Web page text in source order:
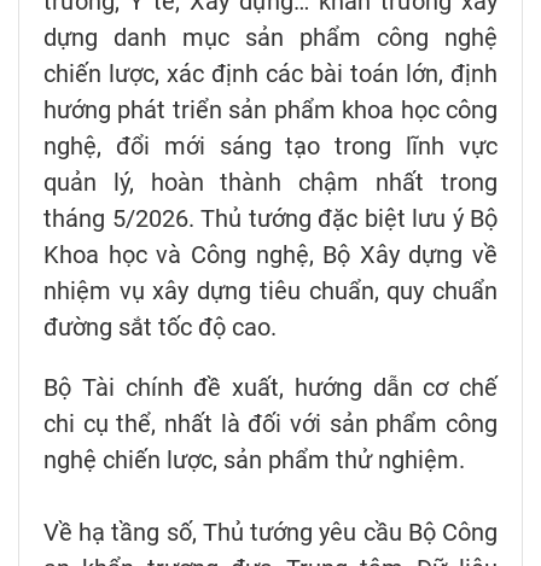
dựng danh mục sản phẩm công nghệ
chiến lược, xác định các bài toán lớn, định
hướng phát triển sản phẩm khoa học công
nghệ, đổi mới sáng tạo trong lĩnh vực
quản lý, hoàn thành chậm nhất trong
tháng 5/2026. Thủ tướng đặc biệt lưu ý Bộ
Khoa học và Công nghệ, Bộ Xây dựng về
nhiệm vụ xây dựng tiêu chuẩn, quy chuẩn
đường sắt tốc độ cao.
Bộ Tài chính đề xuất, hướng dẫn cơ chế
chi cụ thể, nhất là đối với sản phẩm công
nghệ chiến lược, sản phẩm thử nghiệm.
Về hạ tầng số, Thủ tướng yêu cầu Bộ Công